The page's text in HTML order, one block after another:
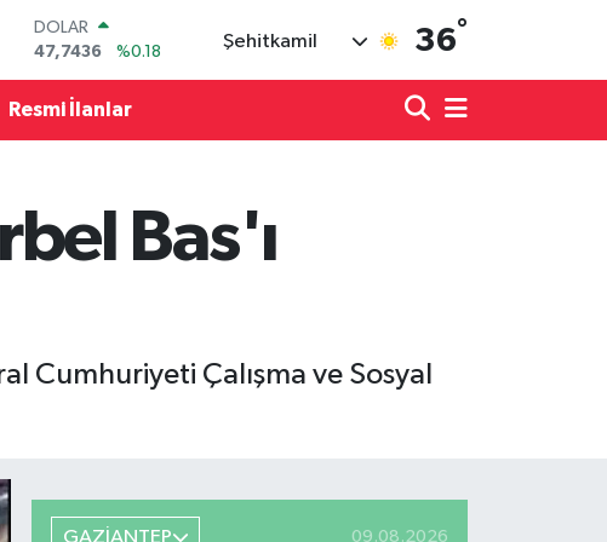
DOLAR
47,7436
%0.18
EURO
55,2510
BİST100
13.779
Şehitkamil 36°
Resmi İlanlar
Bas'ı
Cumhuriyeti Çalışma ve Sosyal
GAZİANTEP 09.08.2026